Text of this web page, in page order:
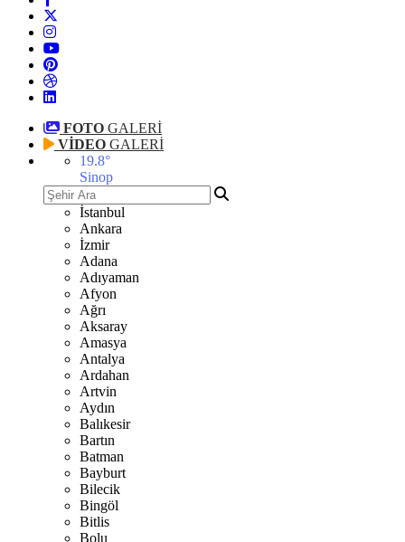
FOTO GALERİ
VİDEO GALERİ
19.8°
Sinop
İstanbul
Ankara
İzmir
Adana
Adıyaman
Afyon
Ağrı
Aksaray
Amasya
Antalya
Ardahan
Artvin
Aydın
Balıkesir
Bartın
Batman
Bayburt
Bilecik
Bingöl
Bitlis
Bolu